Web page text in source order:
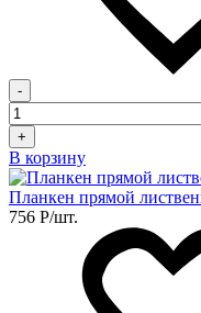
-
+
В корзину
Планкен прямой
756 Р/шт.